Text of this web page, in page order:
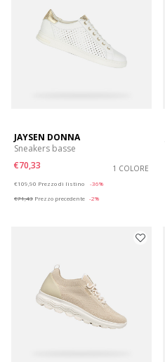
JAYSEN DONNA
Sneakers basse
€70,33
1 COLORE
€109,90 Prezzo di listino
-36%
€71,43 Prezzo precedente -2%